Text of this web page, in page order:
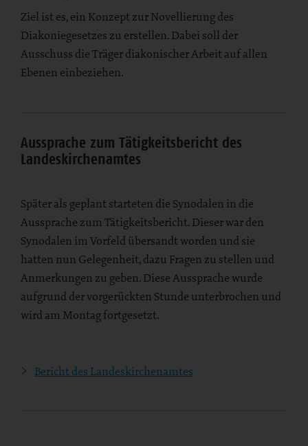
Ziel ist es, ein Konzept zur Novellierung des
Diakoniegesetzes zu erstellen. Dabei soll der
Ausschuss die Träger diakonischer Arbeit auf allen
Ebenen einbeziehen.
Aussprache zum Tätigkeitsbericht des
Landeskirchenamtes
Später als geplant starteten die Synodalen in die
Aussprache zum Tätigkeitsbericht. Dieser war den
Synodalen im Vorfeld übersandt worden und sie
hatten nun Gelegenheit, dazu Fragen zu stellen und
Anmerkungen zu geben. Diese Aussprache wurde
aufgrund der vorgerückten Stunde unterbrochen und
wird am Montag fortgesetzt.
Bericht des Landeskirchenamtes